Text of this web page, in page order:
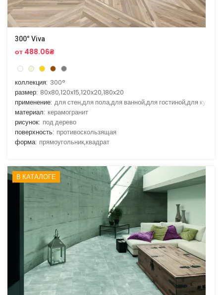
300° Viva
от 488.06₴
коллекция: 300°
размер: 80x80,120x15,120x20,180x20
применение: для стен,для пола,для ванной,для гостиной,для кухни
материал: керамогранит
рисунок: под дерево
поверхность: противоскользящая
форма: прямоугольник,квадрат
В КАТАЛОГЕ